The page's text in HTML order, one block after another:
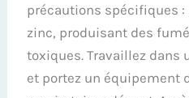
précautions spécifiques :
zinc, produisant des
toxiques. Travaillez dans
et portez un équipement